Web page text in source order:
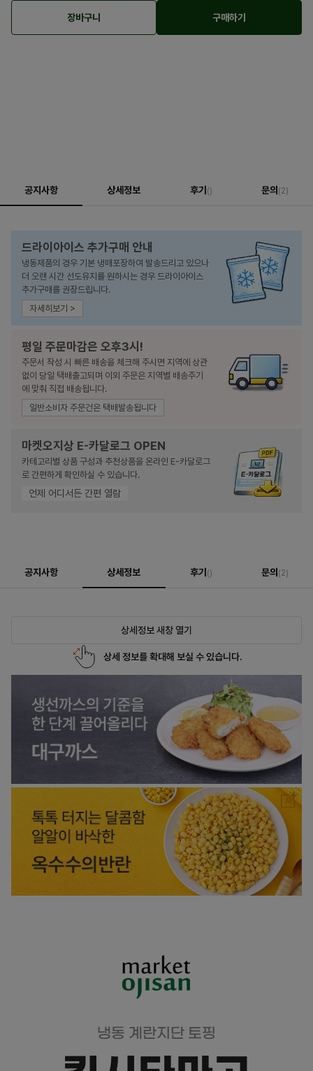
장바구니 구매하기
공지사항 상세정보 후기 () 문의 (2)
드라이아이스 추가구매 안내
냉동제품의 경우 기본 냉매포장하여 발송드리고 있으나
더 오랜 시간 선도유지를 원하시는 경우 드라이아이스
추가구매를 권장드립니다.
자세히보기 >
평일 주문마감은 오후3시!
주문서 작성 시 빠른 배송을 체크해 주시면 지역에 상관
없이 당일 택배출고되며 이외 주문은 지역별 배송주기
에 맞춰 직접 배송됩니다.
일반소비자 주문건은 택배발송됩니다
마켓오지상 E-카달로그 OPEN
카테고리별 상품 구성과 추천상품을 온라인 E-카달로그
로 간편하게 확인하실 수 있습니다.
언제 어디서든 간편 열람
공지사항 상세정보 후기 () 문의 (2)
상세정보 새창 열기
상세 정보를 확대해 보실 수 있습니다.
냉동 계란지단 토핑